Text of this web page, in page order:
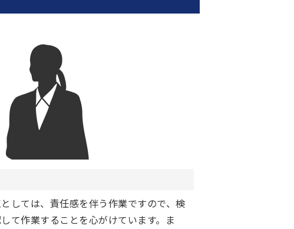
しては、責任感を伴う作業ですので、検
て作業することを心がけています。ま